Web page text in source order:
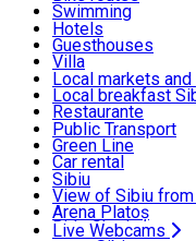
Română
Food, Drinks & Nightlife
Transport & Parking
Live Webcams
County of Sibiu
Public services
Education
How do I get to
Tourist Info
Tour Guides
Guided tours
Publicații locale
Beauty salons
Swimming
Riding
Indoor activities
Loc de joacă indoor
Loc de joacă
Ski
Ice skating
Yoga
Hotels
Guesthouses
Villa
Hostels
Motel
Camping
Renting rooms
Rooms for rent
Accommodation
Local markets
Local breakfast
Restaurante
Pizza
Fast Food
Coffee
Sweets
Pub, Bar
Night clubs
Bakeries
Public Transport
Green Line
Car rental
Rent a bike
Scooter rentals
Taxi
Ride Sharing
Sibiu
View of Sibiu
Arena Platoș
Live Webcams